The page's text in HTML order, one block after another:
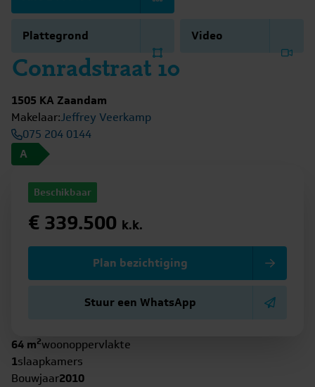
Conradstraat 10
1505 KA Zaandam
Makelaar:Jeffrey Veerkamp
075 204 0144
A
Plattegrond Video
Beschikbaar
€ 339.500 k.k.
Plan bezichtiging
Stuur een WhatsApp
64 m2woonoppervlakte
1slaapkamers
Bouwjaar2010